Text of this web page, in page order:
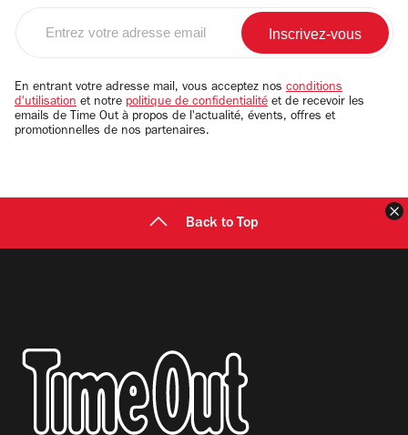
email
En entrant votre adresse mail, vous acceptez nos conditions
d'utilisation et notre politique de confidentialité et de recevoir les
emails de Time Out à propos de l'actualité, évents, offres et
promotionnelles de nos partenaires.
Back to Top